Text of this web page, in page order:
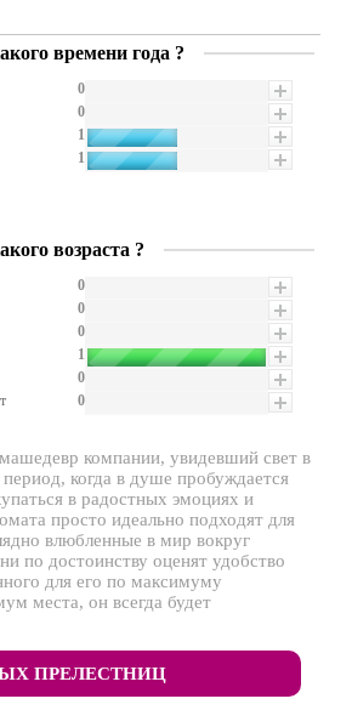
времени года ?
0
0
1
1
возраста ?
0
0
0
1
0
0
компании, увидевший свет в
когда в душе пробуждается
в радостных эмоциях и
просто идеально подходят для
влюбленные в мир вокруг
по достоинству оценят удобство
для его по максимуму
места, он всегда будет
ПРЕЛЕСТНИЦ